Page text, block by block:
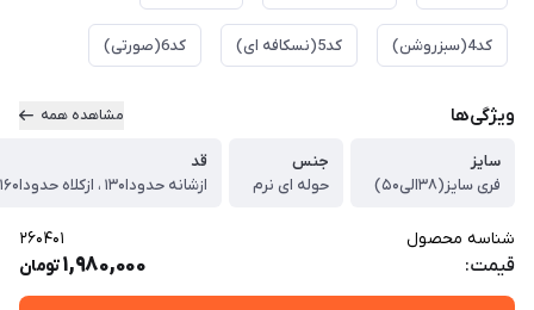
کد4(سبزروشن) کد5(نسکافه ای) کد6(صورتی)
ویژگی‌ها مشاهده همه
سایز
فری سایز(۳۸الی۵۰)
جنس
حوله ای نرم
قد
ازشانه حدودا۱۳۰ ، ازکلاه حدودا۱۶۰
شناسه محصول 260401
قیمت: 1,980,000تومان